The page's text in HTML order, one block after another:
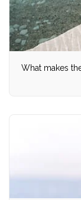
What makes